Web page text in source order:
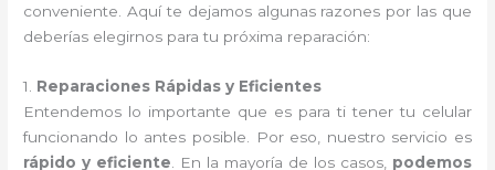
conveniente. Aquí te dejamos algunas razones por las que
deberías elegirnos para tu próxima reparación:
1. Reparaciones Rápidas y Eficientes
Entendemos lo importante que es para ti tener tu celular
funcionando lo antes posible. Por eso, nuestro servicio es
rápido y eficiente . En la mayoría de los casos, podemos